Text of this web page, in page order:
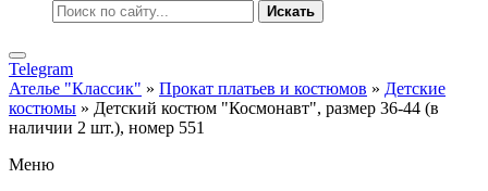
Искать
Telegram
Ателье "Классик" » Прокат платьев и костюмов » Детские
костюмы » Детский костюм "Космонавт", размер 36-44 (в
наличии 2 шт.), номер 551
Меню